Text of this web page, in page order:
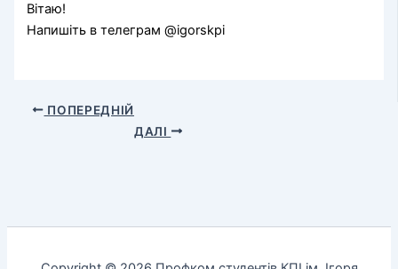
Вітаю!
Напишіть в телеграм @igorskpi
ПОПЕРЕДНІЙ
ДАЛІ